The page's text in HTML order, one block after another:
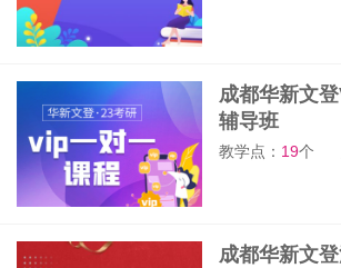
成都华新文
辅导班
教学点： 19个
成都华新文